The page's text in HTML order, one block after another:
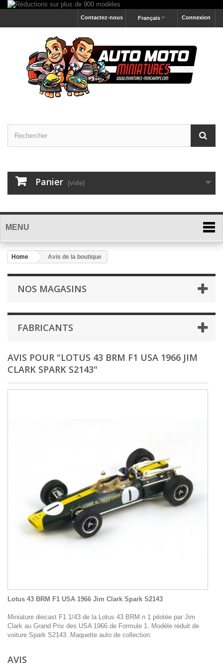
Connexion
Français
Contactez-nous
Panier (vide)
MENU
Home Avis de la boutique
NOS MAGASINS
FABRICANTS
AVIS POUR "LOTUS 43 BRM F1 USA 1966 JIM
CLARK SPARK S2143"
Lotus 43 BRM F1 USA 1966 Jim Clark Spark S2143
Miniature diecast F1 1/43 de la Lotus 43 BRM n 1 pilotée par Jim
Clark au Grand Prix des USA 1966 de Formule 1. Modèle réduit de
voiture Spark S2143. Maquette auto de collection.
AVIS